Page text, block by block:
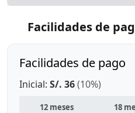
Facilidades de
Facilidades de pago
Inicial: S/. 36(10%)
12 meses 18